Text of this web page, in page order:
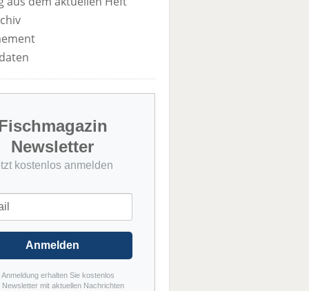
Newsletter
kostenlos anmelden
Anmelden
Anmeldung erhalten Sie kostenlos
Newsletter mit aktuellen Nachrichten